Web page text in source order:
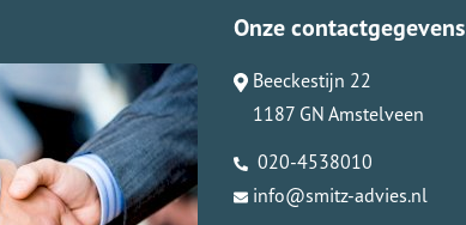
Onze contactgegevens
Beeckestijn 22
1187 GN Amstelveen
020-4538010
info@smitz-advies.nl